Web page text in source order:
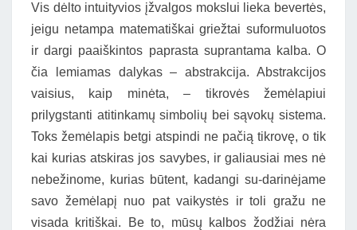
Vis dėlto intuityvios įžvalgos mokslui lieka bevertės,
jeigu netampa matematiškai griežtai suformuluotos
ir dargi paaiškintos paprasta suprantama kalba. O
čia lemiamas dalykas – abstrakcija. Abstrakcijos
vaisius, kaip minėta, – tikrovės žemėlapiui
prilygstanti atitinkamų simbolių bei sąvokų sistema.
Toks žemėlapis betgi atspindi ne pačią tikrovę, o tik
kai kurias atskiras jos savybes, ir galiausiai mes nė
nebežinome, kurias būtent, kadangi su-darinėjame
savo žemėlapį nuo pat vaikystės ir toli gražu ne
visada kritiškai. Be to, mūsų kalbos žodžiai nėra